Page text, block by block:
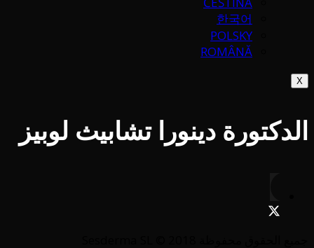
한국어
POLSKY
ROMÂNĂ
X
الدكتورة دينورا تشابيث لوبيز